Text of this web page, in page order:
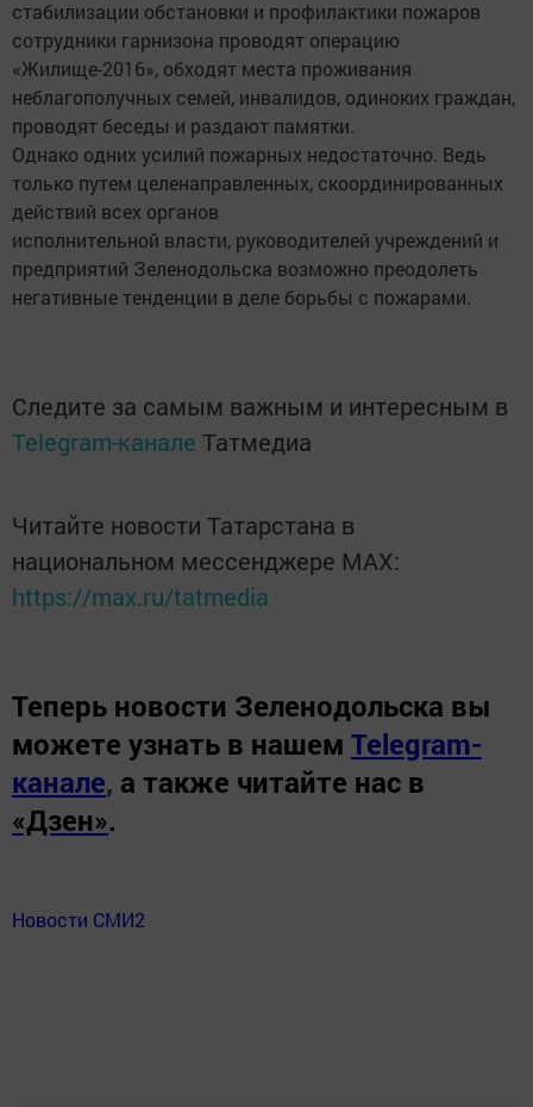
стабилизации обстановки и профилактики пожаров
сотрудники гарнизона проводят операцию
«Жилище-2016», обходят места проживания
неблагополучных семей, инвалидов, одиноких граждан,
проводят беседы и раздают памятки.
Однако одних усилий пожарных недостаточно. Ведь
только путем целенаправленных, скоординированных
действий всех органов
исполнительной власти, руководителей учреждений и
предприятий Зеленодольска возможно преодолеть
негативные тенденции в деле борьбы с пожарами.
Следите за самым важным и интересным в
Telegram-канале Татмедиа
Читайте новости Татарстана в
национальном мессенджере MАХ:
https://max.ru/tatmedia
Теперь новости Зеленодольска вы
можете узнать в нашем Telegram-
канале, а также читайте нас в
«Дзен».
Новости СМИ2